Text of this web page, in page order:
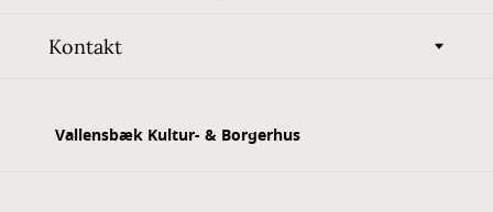
Kontakt
Vallensbæk Kultur- & Borgerhus